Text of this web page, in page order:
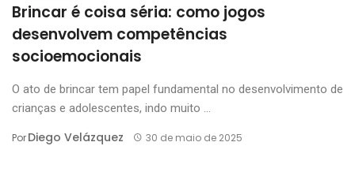
Brincar é coisa séria: como jogos
desenvolvem competências
socioemocionais
O ato de brincar tem papel fundamental no desenvolvimento de
crianças e adolescentes, indo muito ...
PorDiego Velázquez 30 de maio de 2025